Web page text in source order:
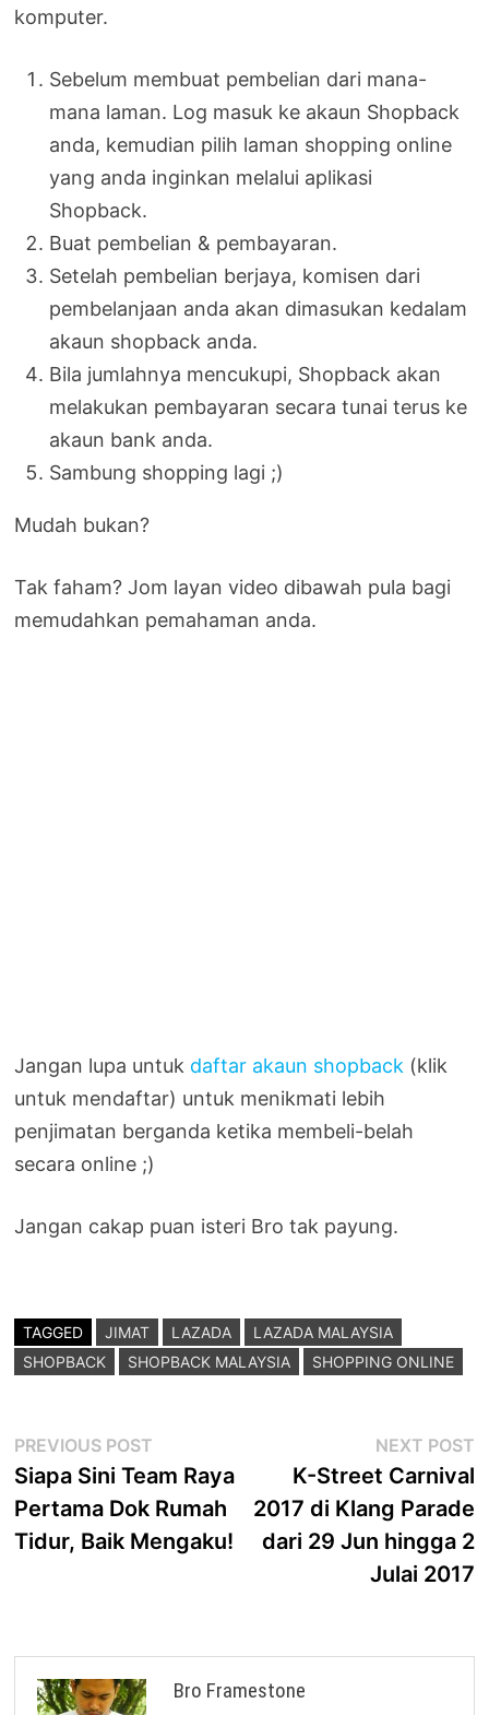
komputer.
Sebelum membuat pembelian dari mana-
mana laman. Log masuk ke akaun Shopback
anda, kemudian pilih laman shopping online
yang anda inginkan melalui aplikasi
Shopback.
Buat pembelian & pembayaran.
Setelah pembelian berjaya, komisen dari
pembelanjaan anda akan dimasukan kedalam
akaun shopback anda.
Bila jumlahnya mencukupi, Shopback akan
melakukan pembayaran secara tunai terus ke
akaun bank anda.
Sambung shopping lagi ;)
Mudah bukan?
Tak faham? Jom layan video dibawah pula bagi
memudahkan pemahaman anda.
Jangan lupa untuk daftar akaun shopback (klik
untuk mendaftar) untuk menikmati lebih
penjimatan berganda ketika membeli-belah
secara online ;)
Jangan cakap puan isteri Bro tak payung.
TAGGED JIMAT LAZADA
LAZADA MALAYSIA
SHOPBACK
SHOPBACK MALAYSIA SHOPPING ONLINE
Post
navigation
PREVIOUS POST
post:
Siapa Sini Team Raya
Pertama Dok Rumah
Tidur, Baik Mengaku!
NEXT POST
K-Street Carnival
2017 di Klang Parade
dari 29 Jun hingga 2
Julai 2017
Bro Framestone